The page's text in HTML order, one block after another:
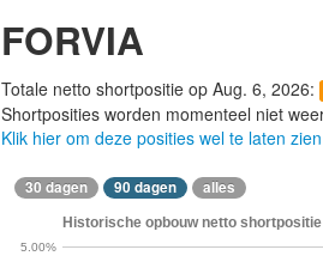
FORVIA
Totale netto shortpositie op Aug. 6, 2026:
Shortposities worden momenteel niet
Klik hier om deze posities wel te laten zien
30 dagen 90 dagen alles
Historische opbouw netto
5.00%